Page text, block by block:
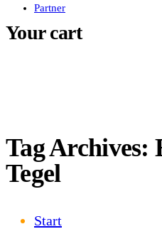
Partner
Your cart
Tag Archives:
Tegel
Start